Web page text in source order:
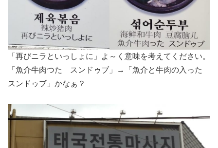
「再びニラといっしょに」よ～く意味を考えてください。
「魚介牛肉つた スンドゥブ」→「魚介と牛肉の入った
スンドゥブ」かなぁ？